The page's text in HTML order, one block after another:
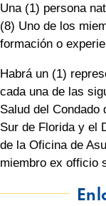
Una (1) persona
(8) Uno de los
formación o
Habrá un (1)
cada una de las
Salud del Condado
Sur de Florida y el
de la Oficina de
miembro ex officio